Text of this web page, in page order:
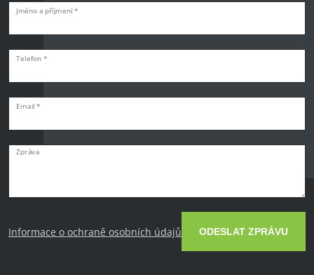
Jméno a příjmení *
Telefon *
Email *
Zpráva
Informace o ochraně osobních údajů ODESLAT ZPRÁVU